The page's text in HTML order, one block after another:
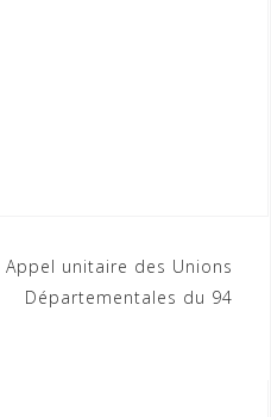
Appel unitaire des Unions
Départementales du 94